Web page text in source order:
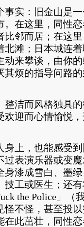
实：旧金山是一
。在这里，同性
比邻而居；在这
北滩；日本城连
动来攀谈，由你
其烦的指导问路
洁而风格独具的
欢迎而心情愉悦
上，也能感受到
过表演乐器或变
身漆成雪白、墨
技工或医生；还
the Police」（
怪不怪，甚至投
在此茁壮，同性